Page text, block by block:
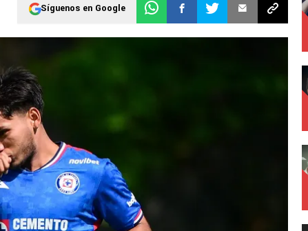
Síguenos en Google